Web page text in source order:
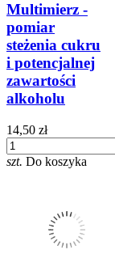
Multimierz -
pomiar
steżenia cukru
i potencjalnej
zawartości
alkoholu
14,50 zł
szt. Do koszyka